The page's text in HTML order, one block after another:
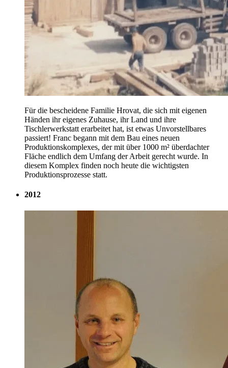
Für die bescheidene Familie Hrovat, die sich mit eigenen
Händen ihr eigenes Zuhause, ihr Land und ihre
Tischlerwerkstatt erarbeitet hat, ist etwas Unvorstellbares
passiert! Franc begann mit dem Bau eines neuen
Produktionskomplexes, der mit über 1000 m² überdachter
Fläche endlich dem Umfang der Arbeit gerecht wurde. In
diesem Komplex finden noch heute die wichtigsten
Produktionsprozesse statt.
2012